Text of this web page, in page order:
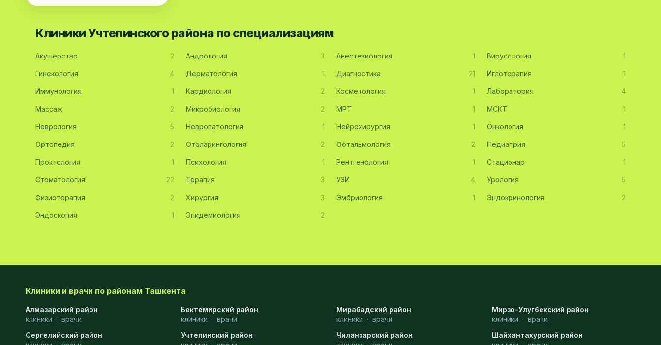
Физиотерапия 31
Эмбриология
Акушерство
Ортопедия
Массаж
Репродуктология
Аллергология
Психология
Клиники Учтепинского района по специализациям
Акушерство 2 Андрология 3 Анестезиология 1 Вирусология 1
Гинекология 4 Дерматология 1 Диагностика 21 Иглотерапия 1
Иммунология 1 Кардиология 2 Косметология 1 Лаборатория 4
Массаж 2 Микробиология 2 МРТ 1 МСКТ 1
Неврология 5 Невропатология 1 Нейрохирургия 1 Онкология 1
Ортопедия 2 Отоларингология 2 Офтальмология 2 Педиатрия 5
Проктология 1 Психология 1 Рентгенология 1 Стационар 1
Стоматология 22 Терапия 3 УЗИ 4 Урология 5
Физиотерапия 2 Хирургия 3 Эмбриология 1 Эндокринология 2
Эндоскопия 1 Эпидемиология 2
Клиники и врачи по районам Ташкента
Алмазарский район
клиники · врачи
Бектемирский район
клиники · врачи
Мирабадский район
клиники · врачи
Мирзо-Улугбекский район
клиники · врачи
Сергелийский район
Учтепинский район
Чиланзарский район
Шайхантахурский район